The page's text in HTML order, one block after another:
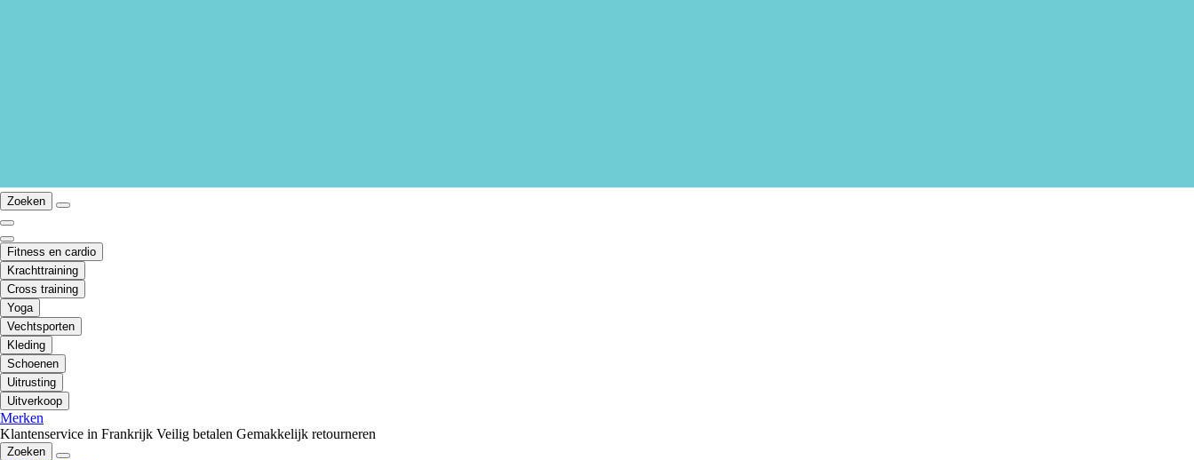
Zoeken
Fitness en cardio
Krachttraining
Cross training
Yoga
Vechtsporten
Kleding
Schoenen
Uitrusting
Uitverkoop
Merken
Klantenservice in Frankrijk Veilig betalen Gemakkelijk retourneren
Zoeken